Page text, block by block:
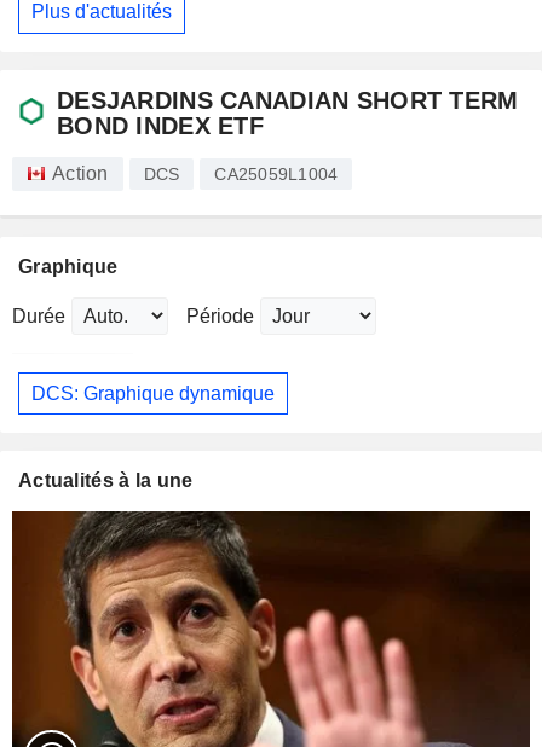
Plus d'actualités
DESJARDINS CANADIAN SHORT TERM
BOND INDEX ETF
Action DCS CA25059L1004
Graphique
Durée Période
DCS: Graphique dynamique
Actualités à la une